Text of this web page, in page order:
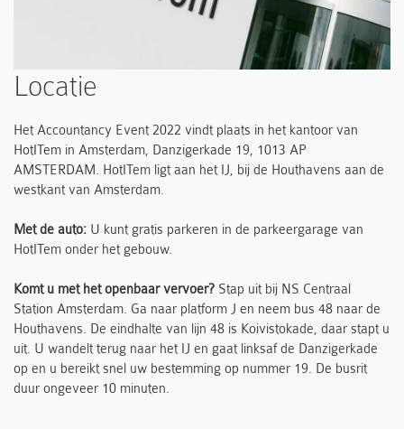
Locatie
Het Accountancy Event 2022 vindt plaats in het kantoor van
HotITem in Amsterdam, Danzigerkade 19, 1013 AP
AMSTERDAM. HotITem ligt aan het IJ, bij de Houthavens aan de
westkant van Amsterdam.
Met de auto: U kunt gratis parkeren in de parkeergarage van
HotITem onder het gebouw.
Komt u met het openbaar vervoer? Stap uit bij NS Centraal
Station Amsterdam. Ga naar platform J en neem bus 48 naar de
Houthavens. De eindhalte van lijn 48 is Koivistokade, daar stapt u
uit. U wandelt terug naar het IJ en gaat linksaf de Danzigerkade
op en u bereikt snel uw bestemming op nummer 19. De busrit
duur ongeveer 10 minuten.